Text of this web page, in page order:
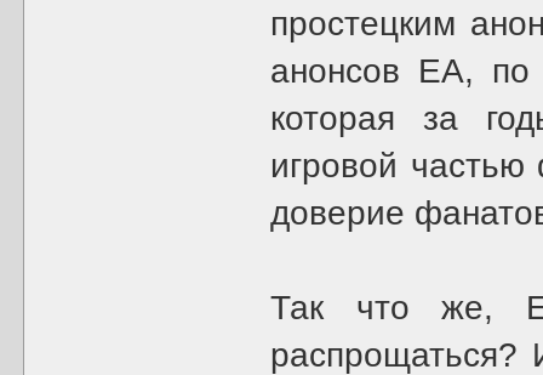
простецким
анонсов ЕА,
которая за
игровой
доверие
Так что же,